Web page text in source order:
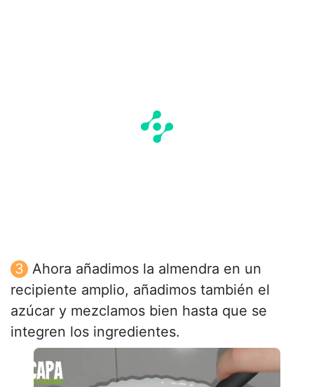
Ahora añadimos la almendra en un
recipiente amplio, añadimos también el
azúcar y mezclamos bien hasta que se
integren los ingredientes.